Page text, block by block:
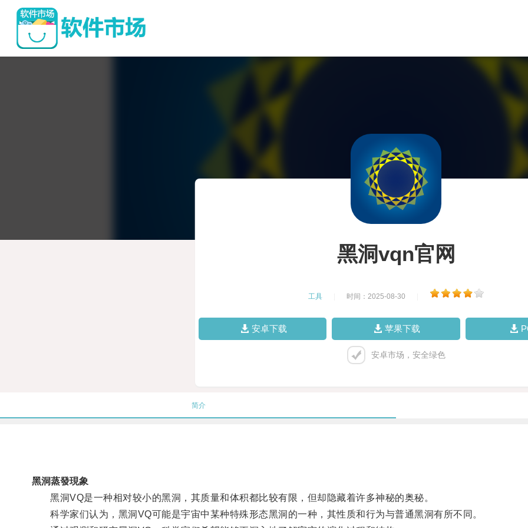
黑洞vqn官网
工具 时间：2025-08-30
安卓下载 苹果下载
安卓市场，安全绿色
简介
黑洞蒸發現象
黑洞VQ是一种相对较小的黑洞，其质量和体积都比较有限，但却隐藏着许多神秘的奥秘。
科学家们认为，黑洞VQ可能是宇宙中某种特殊形态黑洞的一种，其性质和行为与普通黑洞有所不同。